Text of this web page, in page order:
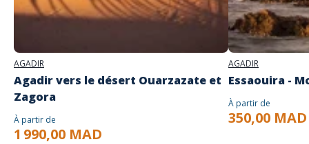
AGADIR
Agadir vers le désert Ouarzazate et
Zagora
À partir de
1 990,00 MAD
AGADIR
Essaouira -
À partir de
350,00 MAD